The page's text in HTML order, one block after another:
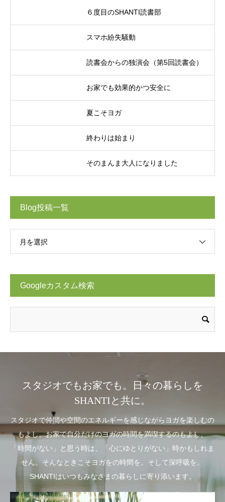
６度目のSHANTI読書部
スマホ紛失騒動
読書会からの独演会（第5回読書会）
お家でも効果的かつ安全に
夏こそヨガ
終わりは始まり
そのまんま大人になりました
Blog投稿一覧
月を選択
Googleカスタム検索
スタジオでもお家でも。日々の暮らしを
SHANTIと共に。
スタジオで仲間や空間のエネルギーを感じながらヨガを楽しむの
もよし。お家で自分だけのヨガの時間を満喫するのもよし。
「時間がない」と思う時は、「心にゆとりがない」時かもしれま
せん。そんなときこそヨガをの時間を。そして深呼吸を。
SHANTIはいつもみなさまの暮らしに寄り添います。